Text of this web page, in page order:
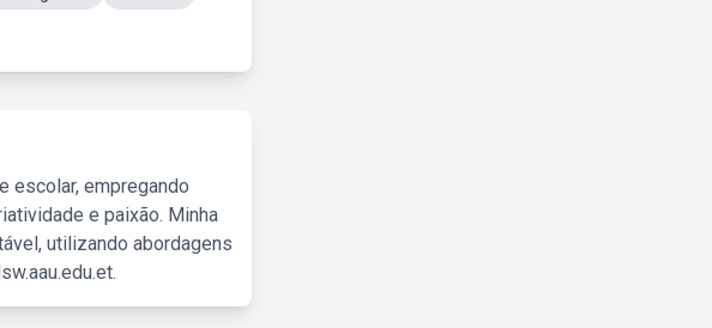
escolar, empregando
e paixão. Minha
utilizando abordagens